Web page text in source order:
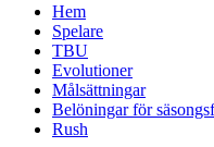
Hem
Spelare
TBU
Evolutioner
Målsättningar
Belöningar för
Rush